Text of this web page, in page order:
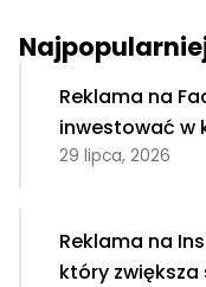
Reklama na
inwestować w
29 lipca, 2026
Reklama na
który zwiększa